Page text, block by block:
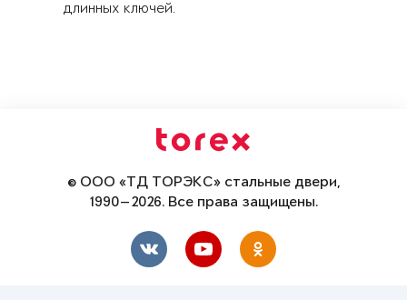
длинных ключей.
© ООО «ТД ТОРЭКС» стальные двери,
1990—2026. Все права защищены.